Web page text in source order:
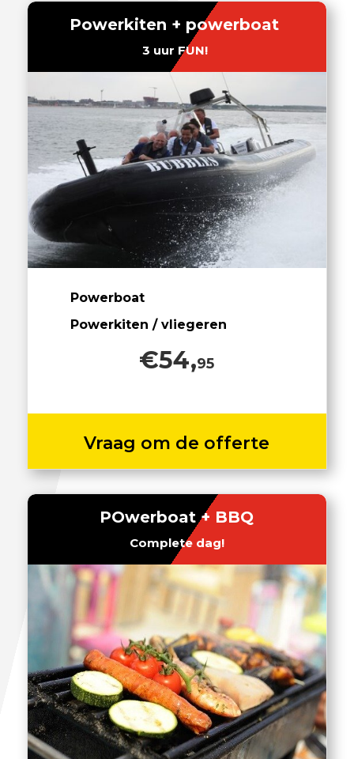
Powerkiten + powerboat
3 uur FUN!
Powerboat
Powerkiten / vliegeren
€54,95
Vraag om de offerte
POwerboat + BBQ
Complete dag!